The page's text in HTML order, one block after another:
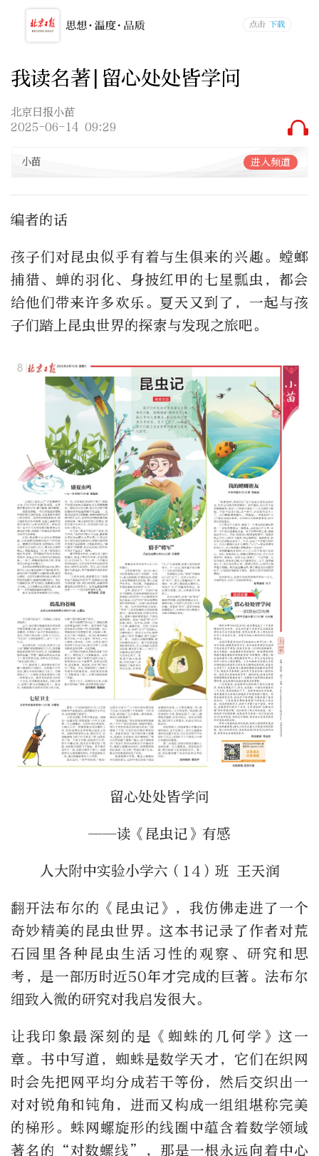
我读名著|留心处处皆学问
北京日报小苗
2025-06-14 09:29
小苗 进入频道
编者的话
孩子们对昆虫似乎有着与生俱来的兴趣。螳螂
捕猎、蝉的羽化、身披红甲的七星瓢虫，都会
给他们带来许多欢乐。夏天又到了，一起与孩
子们踏上昆虫世界的探索与发现之旅吧。
留心处处皆学问
——读《昆虫记》有感
人大附中实验小学六（14）班 王天润
翻开法布尔的《昆虫记》，我仿佛走进了一个
奇妙精美的昆虫世界。这本书记录了作者对荒
石园里各种昆虫生活习性的观察、研究和思
考，是一部历时近50年才完成的巨著。法布尔
细致入微的研究对我启发很大。
让我印象最深刻的是《蜘蛛的几何学》这一
章。书中写道，蜘蛛是数学天才，它们在织网
时会先把网平均分成若干等份，然后交织出一
对对锐角和钝角，进而又构成一组组堪称完美
的梯形。蛛网螺旋形的线圈中蕴含着数学领域
著名的“对数螺线”，那是一根永远向着中心